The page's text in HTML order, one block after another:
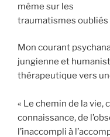
même sur les
traumatismes oubliés
Mon courant
jungienne et
thérapeutique vers
« Le chemin de la vie,
connaissance, de
l’inaccompli à